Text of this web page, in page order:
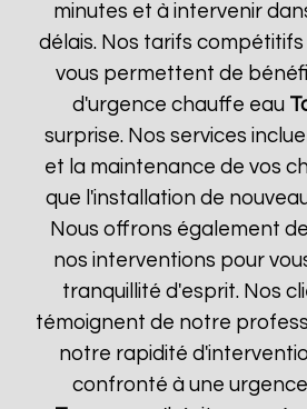
minutes et à intervenir
délais. Nos tarifs
vous permettent de
d'urgence chauffe eau
surprise. Nos services
et la maintenance de vos
que l'installation de
Nous offrons également
nos interventions pour
tranquillité d'esprit. Nos
témoignent de notre
notre rapidité
confronté à une